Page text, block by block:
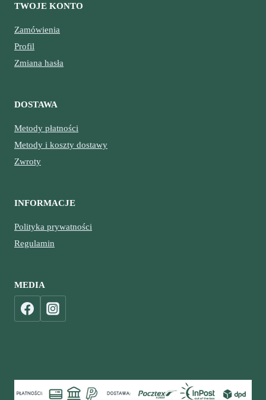
TWOJE KONTO
Zamówienia
Profil
Zmiana hasła
DOSTAWA
Metody płatności
Metody i koszty dostawy
Zwroty
INFORMACJE
Polityka prywatności
Regulamin
MEDIA